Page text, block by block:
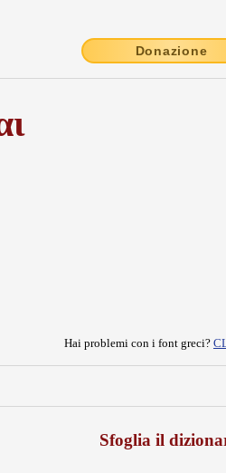
Donazione
Hai problemi con i font greci?
Sfoglia il